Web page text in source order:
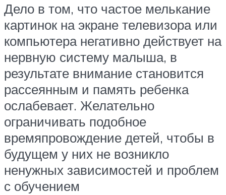
Дело в том, что частое мелькание
картинок на экране телевизора или
компьютера негативно действует на
нервную систему малыша, в
результате внимание становится
рассеянным и память ребенка
ослабевает. Желательно
ограничивать подобное
времяпровождение детей, чтобы в
будущем у них не возникло
ненужных зависимостей и проблем
с обучением